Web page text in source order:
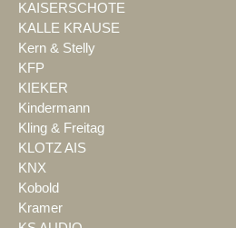
KAISERSCHOTE
KALLE KRAUSE
Kern & Stelly
KFP
KIEKER
Kindermann
Kling & Freitag
KLOTZ AIS
KNX
Kobold
Kramer